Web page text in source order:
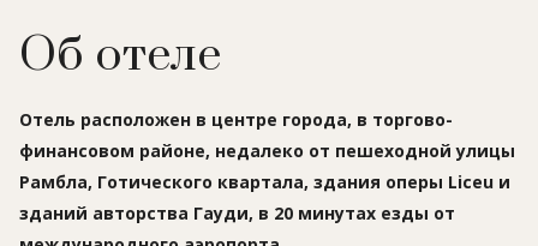
Об отеле
Отель расположен в центре города, в торгово-
финансовом районе, недалеко от пешеходной улицы
Рамбла, Готического квартала, здания оперы Liceu и
зданий авторства Гауди, в 20 минутах езды от